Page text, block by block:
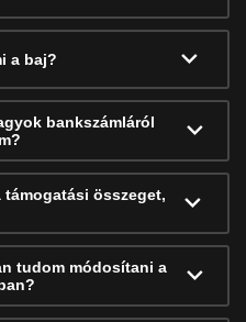
a baj?
bankszámláról
támogatási összeget,
tudom módosítani a